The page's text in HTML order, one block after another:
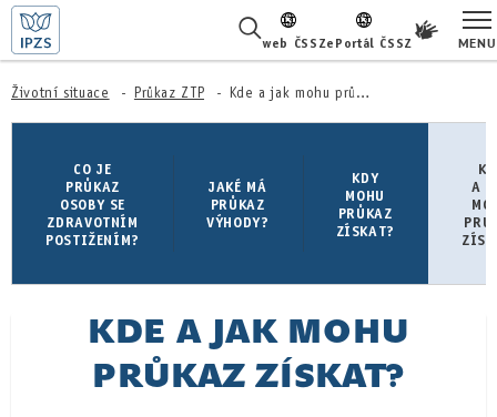
web ČSSZePortál ČSSZ MENU
ŽIVOTNÍ SITUACE
O NÁS
KARIÉRA
PRO MÉDIA
Životní situace Průkaz ZTP Kde a jak mohu průkaz získat?
CO JE
PRŮKAZ
OSOBY SE
ZDRAVOTNÍM
POSTIŽENÍM?
JAKÉ MÁ
PRŮKAZ
VÝHODY?
KDY
MOHU
PRŮKAZ
ZÍSKAT?
A
KDE A JAK MOHU
PRŮKAZ ZÍSKAT?